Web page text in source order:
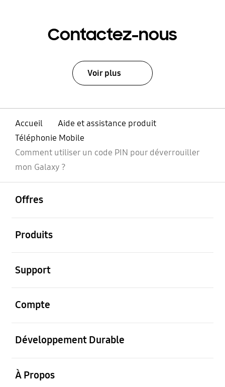
Contactez-nous
Voir plus
Accueil
Aide et assistance produit
Téléphonie Mobile
Comment utiliser un code PIN pour déverrouiller
mon Galaxy ?
Offres
Produits
Support
Compte
Développement Durable
À Propos